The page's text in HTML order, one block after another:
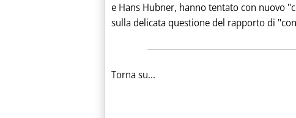
e Hans Hubner, hanno tentato con nuovo
sulla delicata questione del rapporto di
Torna su...